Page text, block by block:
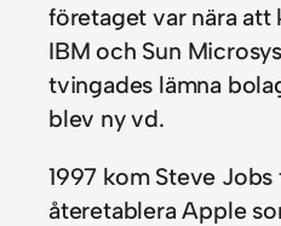
företaget var nära att
IBM och Sun
tvingades lämna
blev ny vd.
1997 kom Steve
återetablera Apple